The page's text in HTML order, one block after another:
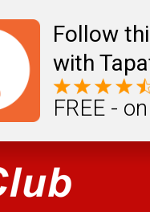
Follow
with
FREE -